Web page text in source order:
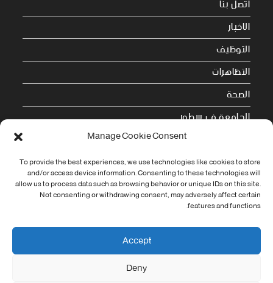
Manage Cookie Consent
To provide the best experiences, we use technologies like cookies to store
and/or access device information. Consenting to these technologies will
allow us to process data such as browsing behavior or unique IDs on this site.
Not consenting or withdrawing consent, may adversely affect certain
features and functions.
Accept
Deny
اتصل بنا
الاخبار
التوظيف
التظاهرات
الصحة
الجامعة في سطور
Cookie Policy (EU)
معلومات الاتصال
Address:
جامعة العربي التبسي طريق قسنطينة - تبسة